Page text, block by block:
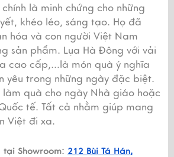
là minh chứng cho những
khéo léo, sáng tạo. Họ đã
hóa và con người Việt Nam
sản phẩm. Lụa Hà Đông với vải
cao cấp,…là món quà ý nghĩa
yêu trong những ngày đặc biệt.
làm quà cho ngày Nhà giáo hoặc
tế. Tất cả nhằm giúp mang
Việt đi xa.
tại Showroom: 212 Bùi Tá Hán,